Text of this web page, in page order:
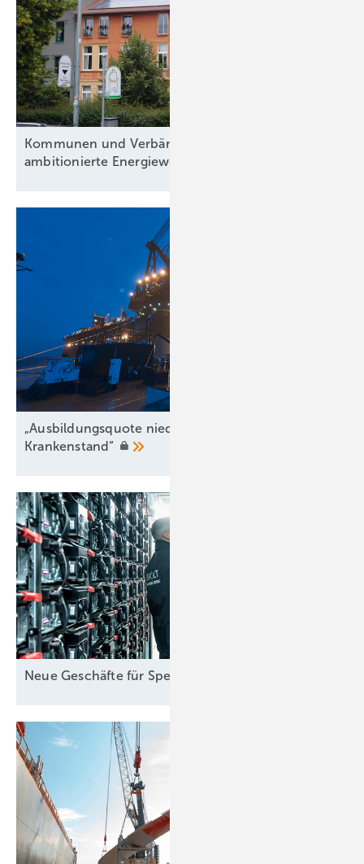
Kommunen und Verbände fordern eine
ambitionierte Energiewende
„Ausbildungsquote niedriger als der
Krankenstand“
Neue Geschäfte für Speicher